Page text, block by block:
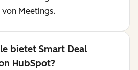
Meetings.
bietet Smart Deal
HubSpot?